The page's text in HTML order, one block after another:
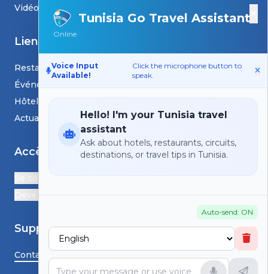
Tunisia Go Travel Assistant
Online
Voice Input
Available!
Click the microphone button to
speak.
Hello! I'm your Tunisia travel
assistant
Ask about hotels, restaurants, circuits,
destinations, or travel tips in Tunisia.
Auto-send: ON
Vidéos
Liens
Restaurants
Événements
Hôtels
Actualités et blogs
Accès
Se connecter
Support
Contactez-nous